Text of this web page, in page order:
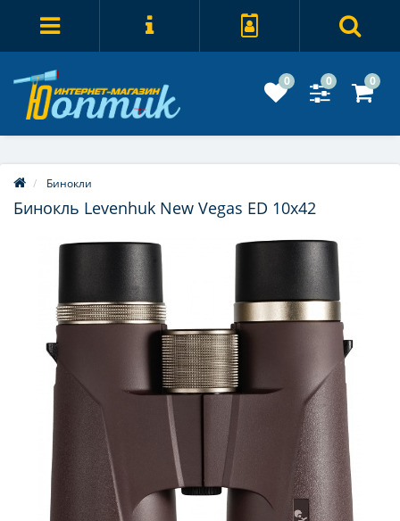
0 0 0
Бинокли
Бинокль Levenhuk New Vegas ED 10x42